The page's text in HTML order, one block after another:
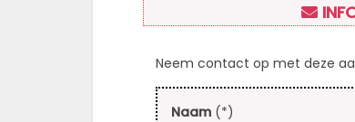
Neem contact op met deze
Naam (*)